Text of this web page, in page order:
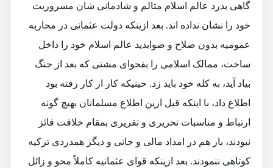
گاهی بدرد عالم اسلام متالم و شادمانی شان مسروریت
خود را نشان نداده اند. بعد ازینکه دولت عثمانی در محاربه
عمومیه بدون صلاح و صوابدید عالم اسلام خود را داخل
ساخت، ممالک اسلامی را بفحوای مشتی که بعد از جنگ
بیاد آید، به کله خود باید زد. حینیکه کار از کار رفته بود
اطلاع داد، با اینکه قبل ازین اطلاع مسلمانان بهیچ گونه
ارتباط و مناسبات تحریری و تقریری بمقام خلافت فائز
نبودند، باز هم در امداد مالی و جانی و دیگر همدردی ترکیه
کوتاهی ننمودند. بعد ازینکه قوای عثمانیه کاملاً محو و زائل